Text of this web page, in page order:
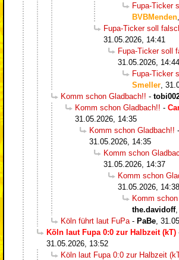
Fupa-Ticker
BVBMenden
Fupa-Ticker soll
31.05.2026, 14:41
Fupa-Ticker soll
31.05.2026, 14:44
Fupa-Ticker
Smeller
Komm schon Gladbach!! -
Komm schon Gladbach!! -
31.05.2026, 14:35
Komm schon Gladbach!! -
31.05.2026, 14:35
Komm schon
31.05.2026, 14:37
Komm schon
31.05.2026, 14:38
Komm
the.davidoff,
Köln führt laut FuPa - PaBe
Köln laut Fupa 0:0 zur Halbzeit (kT)
31.05.2026, 13:52
Köln laut Fupa 0:0 zur Halbzeit